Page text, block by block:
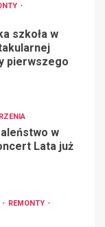
szkoła w
pierwszego
w
Lata już
REMONTY